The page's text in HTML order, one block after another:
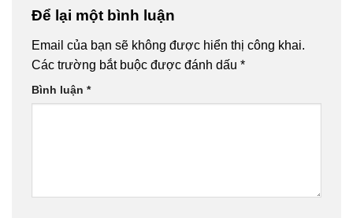
Để lại một bình luận
Email của bạn sẽ không được hiển thị công khai.
Các trường bắt buộc được đánh dấu *
Bình luận *